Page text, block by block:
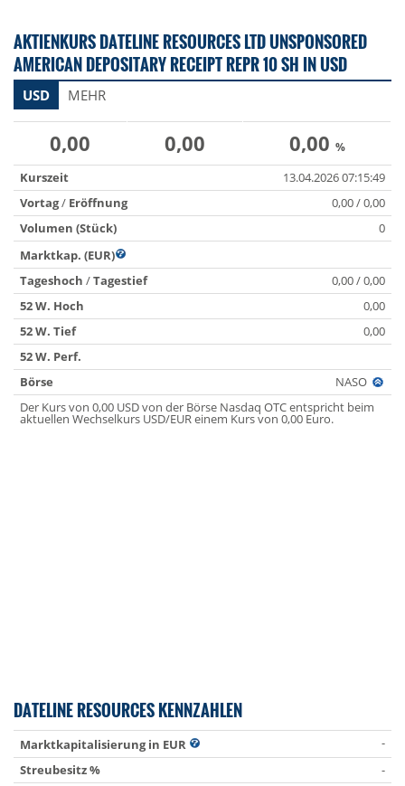
AKTIENKURS DATELINE RESOURCES LTD UNSPONSORED
AMERICAN DEPOSITARY RECEIPT REPR 10 SH IN USD
USD MEHR
0,00 0,00 0,00 %
Kurszeit
13.04.2026 07:15:49
Vortag/ Eröffnung
0,00 / 0,00
Volumen (Stück)
0
Marktkap. (EUR)
Tageshoch /Tagestief
0,00 / 0,00
52 W. Hoch
0,00
52 W. Tief
0,00
52 W. Perf.
Börse
NASO
Der Kurs von 0,00 USD von der Börse Nasdaq OTC entspricht beim
aktuellen Wechselkurs USD/EUR einem Kurs von 0,00 Euro.
DATELINE RESOURCES KENNZAHLEN
Marktkapitalisierung in EUR
-
Streubesitz %
-